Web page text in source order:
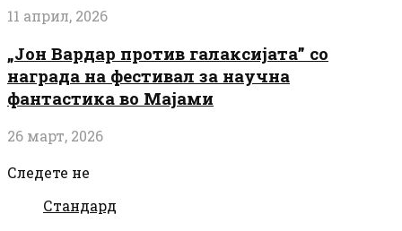
11 април, 2026
„Јон Вардар против галаксијата” со
награда на фестивал за научна
фантастика во Мајами
26 март, 2026
Следете не
Стандард